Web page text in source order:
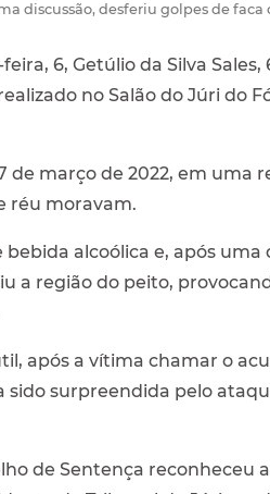
discussão, desferiu golpes de
6, Getúlio da Silva Sales,
no Salão do Júri do
março de 2022, em uma
réu moravam.
alcoólica e, após uma
a região do peito,
após a vítima chamar o
surpreendida pelo
de Sentença reconheceu